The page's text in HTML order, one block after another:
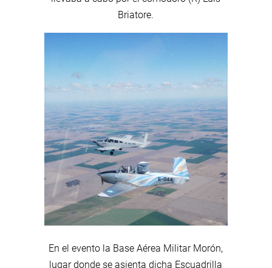
Briatore.
En el evento la Base Aérea Militar Morón,
lugar donde se asienta dicha Escuadrilla